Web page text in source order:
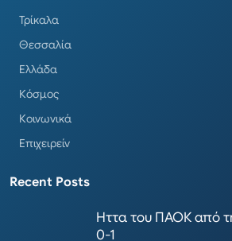
Τρίκαλα
Θεσσαλία
Ελλάδα
Κόσμος
Κοινωνικά
Επιχειρείν
Recent Posts
Ηττα του ΠΑΟΚ από
0-1